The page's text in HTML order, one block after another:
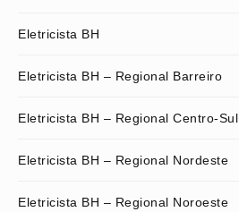
Eletricista BH
Eletricista BH – Regional Barreiro
Eletricista BH – Regional Centro-Sul
Eletricista BH – Regional Nordeste
Eletricista BH – Regional Noroeste